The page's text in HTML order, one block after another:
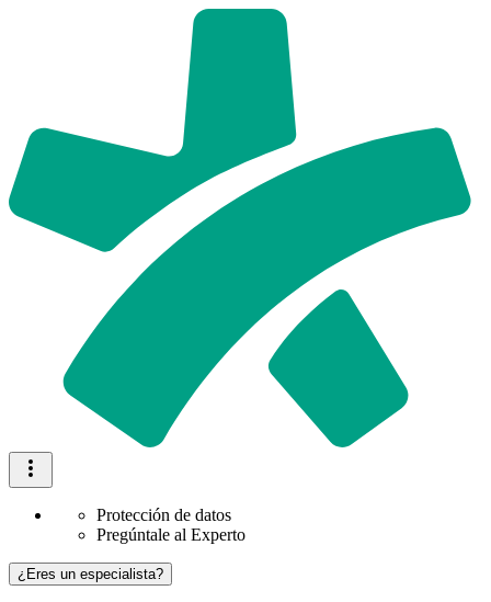
Protección de datos
Pregúntale al Experto
¿Eres un especialista?